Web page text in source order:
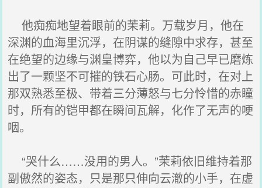
他痴痴地望着眼前的茉莉。万载岁月，他在
深渊的血海里沉浮，在阴谋的缝隙中求存，甚至
在绝望的边缘与渊皇博弈，他以为自己早已磨炼
出了一颗坚不可摧的铁石心肠。可此时，在对上
那双熟悉至极、带着三分薄怒与七分怜惜的赤瞳
时，所有的铠甲都在瞬间瓦解，化作了无声的哽
咽。
“哭什么……没用的男人。”茉莉依旧维持着那
副傲然的姿态，只是那只伸向云澈的小手，在虚